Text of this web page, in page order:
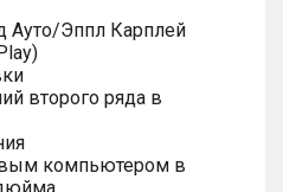
Ауто/Эппл Карплей
второго ряда в
компьютером в